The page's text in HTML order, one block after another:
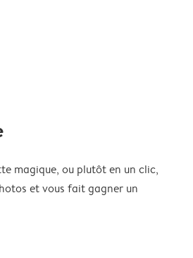
magique, ou plutôt en un clic,
et vous fait gagner un